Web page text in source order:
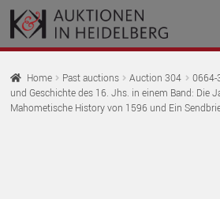
Skip
to
navigation
Skip
to
content
Home
Auctions
Home Past auctions Auction 304
0664-
und Geschichte des 16. Jhs. in einem Band: Die
Mahometische History von 1596 und Ein